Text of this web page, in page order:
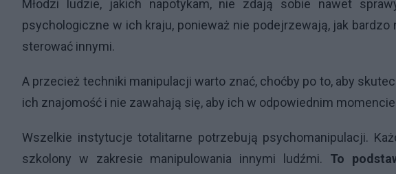
Młodzi ludzie, jakich napotykam, nie zdają sobie nawet
psychologiczne w ich kraju, ponieważ nie podejrzewają, jak
sterować innymi.
A przecież techniki manipulacji warto znać, choćby po to, aby
ich znajomość i nie zawahają się, aby ich w odpowiednim
Wszelkie instytucje totalitarne potrzebują psychomanipulacji.
szkolony w zakresie manipulowania innymi ludźmi. To